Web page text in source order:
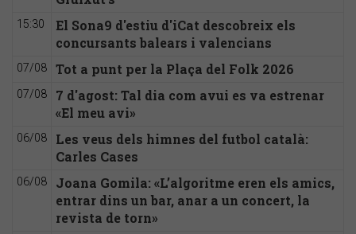
15:30
El Sona9 d'estiu d'iCat descobreix els
concursants balears i valencians
07/08 Tot a punt per la Plaça del Folk 2026
07/08
7 d'agost: Tal dia com avui es va estrenar
«El meu avi»
06/08
Les veus dels himnes del futbol català:
Carles Cases
06/08
Joana Gomila: «L’algoritme eren els amics,
entrar dins un bar, anar a un concert, la
revista de torn»